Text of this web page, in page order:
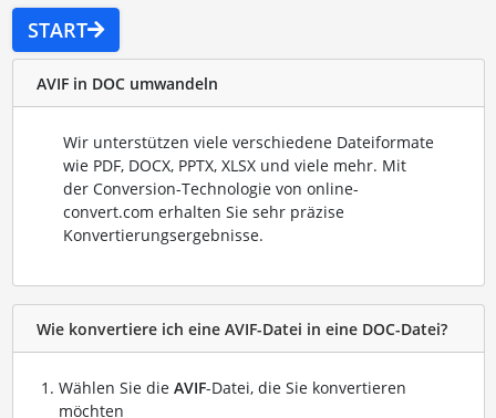
START
AVIF in DOC umwandeln
Wir unterstützen viele verschiedene Dateiformate
wie PDF, DOCX, PPTX, XLSX und viele mehr. Mit
der Conversion-Technologie von online-
convert.com erhalten Sie sehr präzise
Konvertierungsergebnisse.
Wie konvertiere ich eine AVIF-Datei in eine DOC-Datei?
Wählen Sie die AVIF-Datei, die Sie konvertieren
möchten